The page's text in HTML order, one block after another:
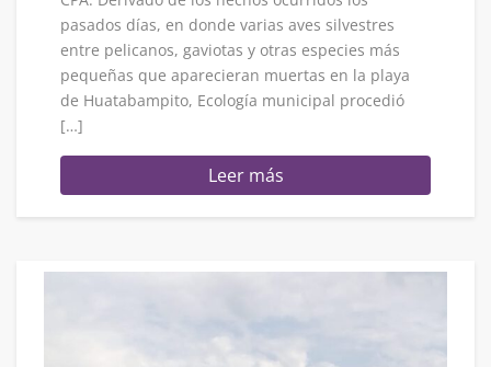
pasados días, en donde varias aves silvestres
entre pelicanos, gaviotas y otras especies más
pequeñas que aparecieran muertas en la playa
de Huatabampito, Ecología municipal procedió
[…]
Leer más